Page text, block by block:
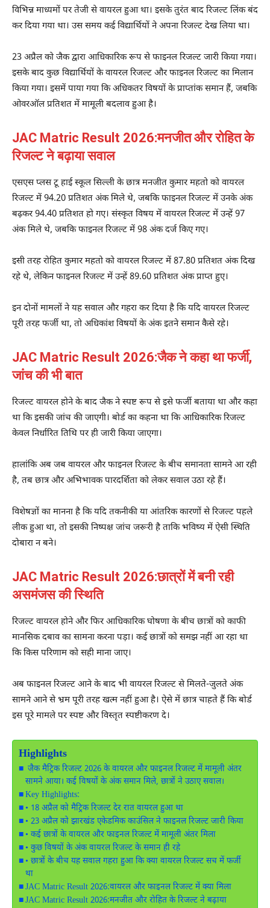
विभिन्न माध्यमों पर तेजी से वायरल हुआ था। इसके तुरंत बाद रिजल्ट लिंक बंद
कर दिया गया था। उस समय कई विद्यार्थियों ने अपना रिजल्ट देख लिया था।
23 अप्रैल को जैक द्वारा आधिकारिक रूप से फाइनल रिजल्ट जारी किया गया।
इसके बाद कुछ विद्यार्थियों के वायरल रिजल्ट और फाइनल रिजल्ट का मिलान
किया गया। इसमें पाया गया कि अधिकतर विषयों के प्राप्तांक समान हैं, जबकि
ओवरऑल प्रतिशत में मामूली बदलाव हुआ है।
JAC Matric Result 2026:मनजीत और रोहित के
रिजल्ट ने बढ़ाया सवाल
एसएस प्लस टू हाई स्कूल सिल्ली के छात्र मनजीत कुमार महतो को वायरल
रिजल्ट में 94.20 प्रतिशत अंक मिले थे, जबकि फाइनल रिजल्ट में उनके अंक
बढ़कर 94.40 प्रतिशत हो गए। संस्कृत विषय में वायरल रिजल्ट में उन्हें 97
अंक मिले थे, जबकि फाइनल रिजल्ट में 98 अंक दर्ज किए गए।
इसी तरह रोहित कुमार महतो को वायरल रिजल्ट में 87.80 प्रतिशत अंक दिख
रहे थे, लेकिन फाइनल रिजल्ट में उन्हें 89.60 प्रतिशत अंक प्राप्त हुए।
इन दोनों मामलों ने यह सवाल और गहरा कर दिया है कि यदि वायरल रिजल्ट
पूरी तरह फर्जी था, तो अधिकांश विषयों के अंक इतने समान कैसे रहे।
JAC Matric Result 2026:जैक ने कहा था फर्जी,
जांच की भी बात
रिजल्ट वायरल होने के बाद जैक ने स्पष्ट रूप से इसे फर्जी बताया था और कहा
था कि इसकी जांच की जाएगी। बोर्ड का कहना था कि आधिकारिक रिजल्ट
केवल निर्धारित तिथि पर ही जारी किया जाएगा।
हालांकि अब जब वायरल और फाइनल रिजल्ट के बीच समानता सामने आ रही
है, तब छात्र और अभिभावक पारदर्शिता को लेकर सवाल उठा रहे हैं।
विशेषज्ञों का मानना है कि यदि तकनीकी या आंतरिक कारणों से रिजल्ट पहले
लीक हुआ था, तो इसकी निष्पक्ष जांच जरूरी है ताकि भविष्य में ऐसी स्थिति
दोबारा न बने।
JAC Matric Result 2026:छात्रों में बनी रही
असमंजस की स्थिति
रिजल्ट वायरल होने और फिर आधिकारिक घोषणा के बीच छात्रों को काफी
मानसिक दबाव का सामना करना पड़ा। कई छात्रों को समझ नहीं आ रहा था
कि किस परिणाम को सही माना जाए।
अब फाइनल रिजल्ट आने के बाद भी वायरल रिजल्ट से मिलते-जुलते अंक
सामने आने से भ्रम पूरी तरह खत्म नहीं हुआ है। ऐसे में छात्र चाहते हैं कि बोर्ड
इस पूरे मामले पर स्पष्ट और विस्तृत स्पष्टीकरण दे।
Highlights
जैक मैट्रिक रिजल्ट 2026 के वायरल और फाइनल रिजल्ट में मामूली अंतर
सामने आया। कई विषयों के अंक समान मिले, छात्रों ने उठाए सवाल।
Key Highlights:
• 18 अप्रैल को मैट्रिक रिजल्ट देर रात वायरल हुआ था
• 23 अप्रैल को झारखंड एकेडमिक काउंसिल ने फाइनल रिजल्ट जारी किया
• कई छात्रों के वायरल और फाइनल रिजल्ट में मामूली अंतर मिला
• कुछ विषयों के अंक वायरल रिजल्ट के समान ही रहे
• छात्रों के बीच यह सवाल गहरा हुआ कि क्या वायरल रिजल्ट सच में फर्जी
था
JAC Matric Result 2026:वायरल और फाइनल रिजल्ट में क्या मिला
JAC Matric Result 2026:मनजीत और रोहित के रिजल्ट ने बढ़ाया